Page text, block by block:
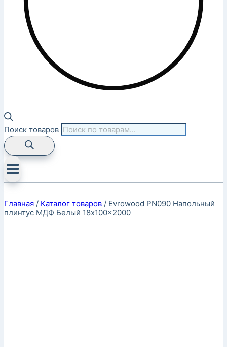
Поиск товаров
Главная / Каталог товаров / Evrowood PN090 Напольный
плинтус МДФ Белый 18x100x2000